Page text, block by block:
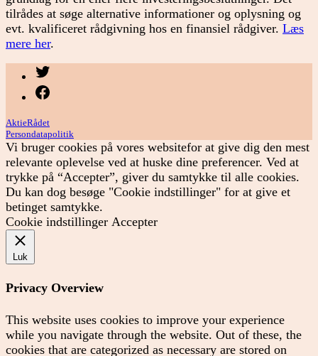
tilrådes at søge alternative informationer og oplysning og
evt. kvalificeret rådgivning hos en finansiel rådgiver. Læs
mere her.
AktieRådet
Persondatapolitik
Vi bruger cookies på vores websitefor at give dig den mest
relevante oplevelse ved at huske dine preferencer. Ved at
trykke på “Accepter”, giver du samtykke til alle cookies.
Du kan dog besøge "Cookie indstillinger" for at give et
betinget samtykke.
Cookie indstillinger Accepter
Luk
Privacy Overview
This website uses cookies to improve your experience
while you navigate through the website. Out of these, the
cookies that are categorized as necessary are stored on